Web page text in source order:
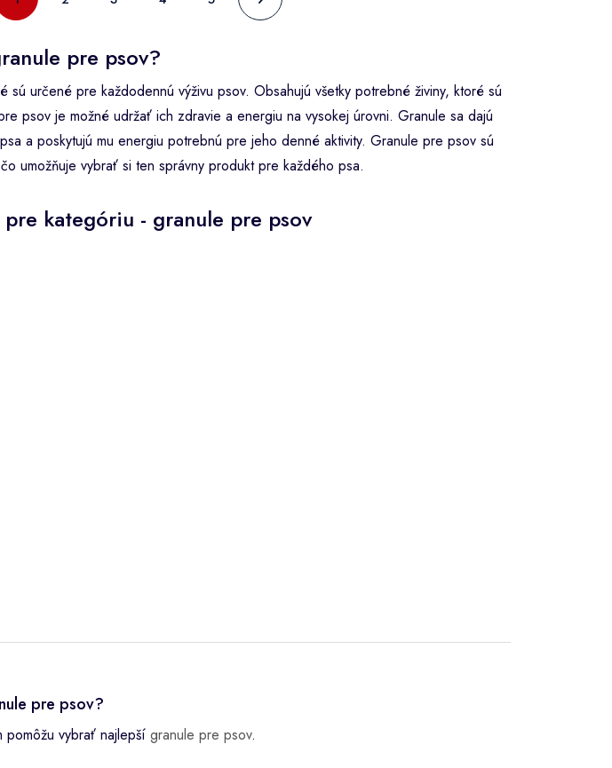
pre psov?
určené pre každodennú výživu psov. Obsahujú všetky potrebné živiny, ktoré sú
psov je možné udržať ich zdravie a energiu na vysokej úrovni. Granule sa dajú
a poskytujú mu energiu potrebnú pre jeho denné aktivity. Granule pre psov sú
umožňuje vybrať si ten správny produkt pre každého psa.
kategóriu - granule pre psov
pre psov?
pomôžu vybrať najlepší granule pre psov.